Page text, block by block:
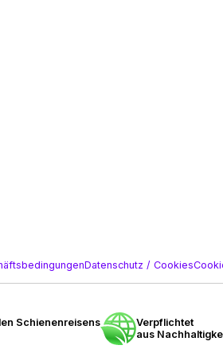
Datenschutz / Cookies
Schienenreisens
Verpflichtet
aus